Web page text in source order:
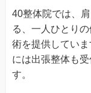
40整体院では、
る、一人ひとり
術を提供してい
には出張整体も
す。